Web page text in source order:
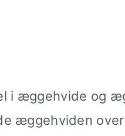
i æggehvide og
æggehviden